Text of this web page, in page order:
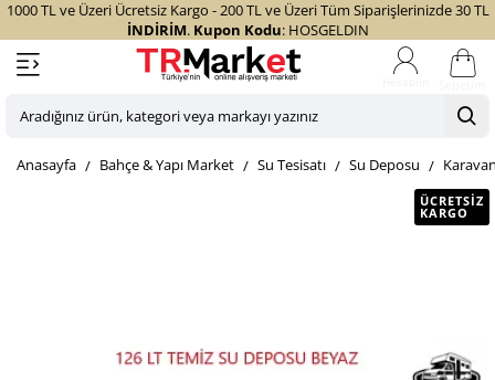
1000 TL ve Üzeri Ücretsiz Kargo - 200 TL ve Üzeri Tüm Siparişlerinizde 30 TL
İNDİRİM. Kupon Kodu: HOSGELDIN
Aradığınız
kategori
homeBahçe & Yapı Market Su Tesisatı Su Deposu
ÜCRETSIZ
KARGO